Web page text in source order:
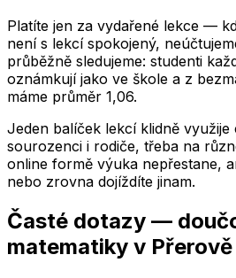
Platíte jen za vydařené lekce —
není s lekcí spokojený,
průběžně sledujeme: studenti
oznámkují jako ve škole a z
máme průměr 1,06.
Jeden balíček lekcí klidně
sourozenci i rodiče, třeba na
online formě výuka nepřestane,
nebo zrovna dojíždíte jinam.
Časté dotazy —
matematiky v Přerově